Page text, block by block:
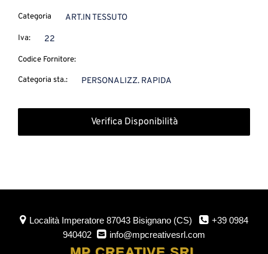
Categoria ART.IN TESSUTO
Iva: 22
Codice Fornitore:
Categoria sta.: PERSONALIZZ. RAPIDA
Verifica Disponibilità
Località Imperatore87043 Bisignano (CS)
+39 0984
940402
info@mpcreativesrl.com